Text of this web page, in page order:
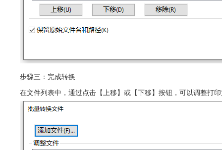
步骤三：完成转换
在文件列表中，通过点击【上移】或【下移】按钮，可以调整打